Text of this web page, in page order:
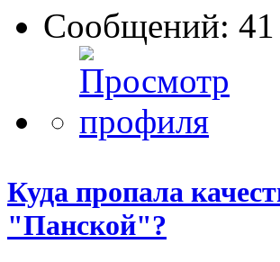
Сообщений: 41
Куда пропала
"Панской"?